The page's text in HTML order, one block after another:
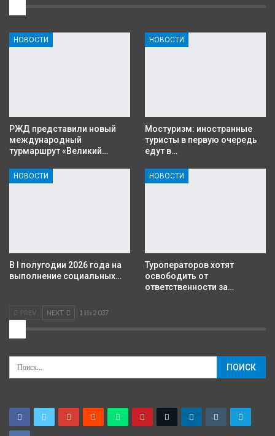
НОВОСТИ
РЖД представили новый
международный
турмаршрут «Великий…
НОВОСТИ
Мостуризм: иностранные
туристы в первую очередь
едут в…
НОВОСТИ
В I полугодии 2026 года на
выполнение социальных…
НОВОСТИ
Туроператоров хотят
освободить от
ответственности за…
PREV NEXT 1 Из 2 037